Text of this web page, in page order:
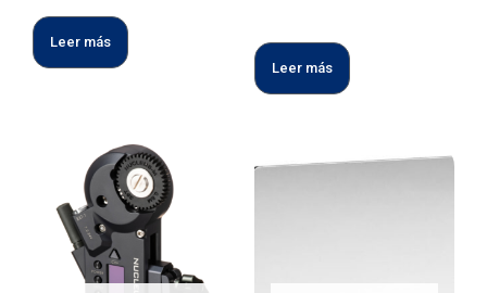
Leer más
Leer más
Este